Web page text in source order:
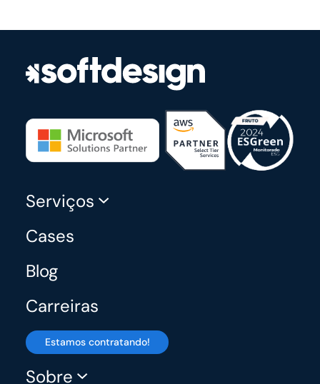
Serviços
Cases
Blog
Carreiras
Estamos contratando!
Sobre